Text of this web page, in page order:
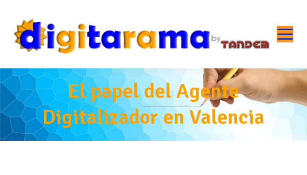
El papel del Agente
Digitalizador en Valencia